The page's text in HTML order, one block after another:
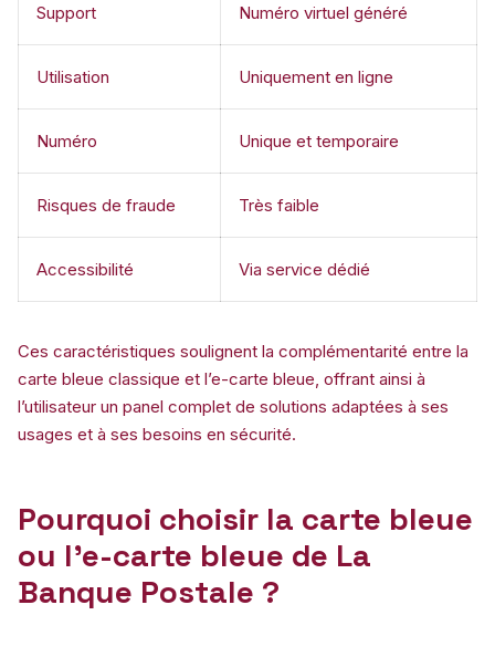
Support Numéro virtuel généré
Utilisation Uniquement en ligne
Numéro Unique et temporaire
Risques de fraude Très faible
Accessibilité Via service dédié
Ces caractéristiques soulignent la complémentarité entre la
carte bleue classique et l’e-carte bleue, offrant ainsi à
l’utilisateur un panel complet de solutions adaptées à ses
usages et à ses besoins en sécurité.
Pourquoi choisir la carte bleue
ou l’e-carte bleue de La
Banque Postale ?